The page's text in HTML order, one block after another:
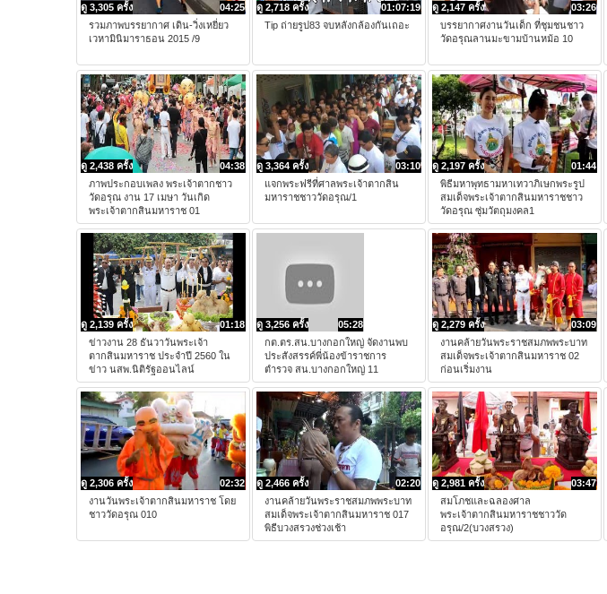
04:25
ดู 3,305 ครั้ง
รวมภาพบรรยากาศ เดิน-วิ่งเหยี่ยว
เวหามินิมาราธอน 2015 /9
01:07:19
ดู 2,718 ครั้ง
Tip ถ่ายรูป83 จบหลังกล้องกันเถอะ
03:26
ดู 2,147 ครั้ง
บรรยากาศงานวันเด็ก ที่ชุมชนชาว
วัดอรุณลานมะขามบ้านหม้อ 10
04:38
ดู 2,438 ครั้ง
ภาพประกอบเพลง พระเจ้าตากชาว
วัดอรุณ งาน 17 เมษา วันเกิด
พระเจ้าตากสินมหาราช 01
03:10
ดู 3,364 ครั้ง
แจกพระฟรีที่ศาลพระเจ้าตากสิน
มหาราชชาววัดอรุณ/1
01:44
ดู 2,197 ครั้ง
พิธีมหาพุทธามหาเทวาภิเษกพระรูป
สมเด็จพระเจ้าตากสินมหาราชชาว
วัดอรุณ ซุ่มวัตถุมงคล1
01:18
ดู 2,139 ครั้ง
ข่าวงาน 28 ธันวาวันพระเจ้า
ตากสินมหาราช ประจำปี 2560 ใน
ข่าว นสพ.นิติรัฐออนไลน์
05:28
ดู 3,256 ครั้ง
กต.ตร.สน.บางกอกใหญ่ จัดงานพบ
ประสังสรรค์พี่น้องข้าราชการ
ตำรวจ สน.บางกอกใหญ่ 11
03:09
ดู 2,279 ครั้ง
งานคล้ายวันพระราชสมภพพระบาท
สมเด็จพระเจ้าตากสินมหาราช 02
ก่อนเริ่มงาน
02:32
ดู 2,306 ครั้ง
งานวันพระเจ้าตากสินมหาราช โดย
ชาววัดอรุณ 010
02:20
ดู 2,466 ครั้ง
งานคล้ายวันพระราชสมภพพระบาท
สมเด็จพระเจ้าตากสินมหาราช 017
พิธีบวงสรวงช่วงเช้า
03:47
ดู 2,981 ครั้ง
สมโภชและฉลองศาล
พระเจ้าตากสินมหาราชชาววัด
อรุณ/2(บวงสรวง)